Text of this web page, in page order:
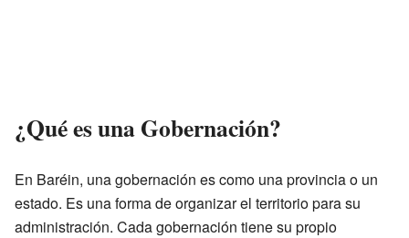
¿Qué es una Gobernación?
En Baréin, una gobernación es como una provincia o un
estado. Es una forma de organizar el territorio para su
administración. Cada gobernación tiene su propio